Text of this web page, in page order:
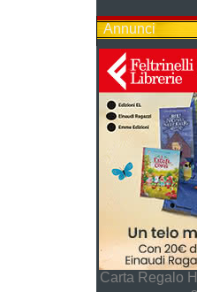
Annunci
Carta Regalo